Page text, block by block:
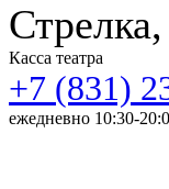
Касса театра
+7 (831)
ежедневно 10:30-